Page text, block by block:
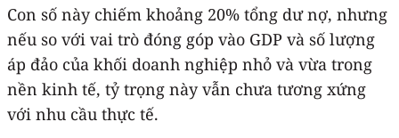
Con số này chiếm khoảng 20% tổng dư nợ, nhưng
nếu so với vai trò đóng góp vào GDP và số lượng
áp đảo của khối doanh nghiệp nhỏ và vừa trong
nền kinh tế, tỷ trọng này vẫn chưa tương xứng
với nhu cầu thực tế.